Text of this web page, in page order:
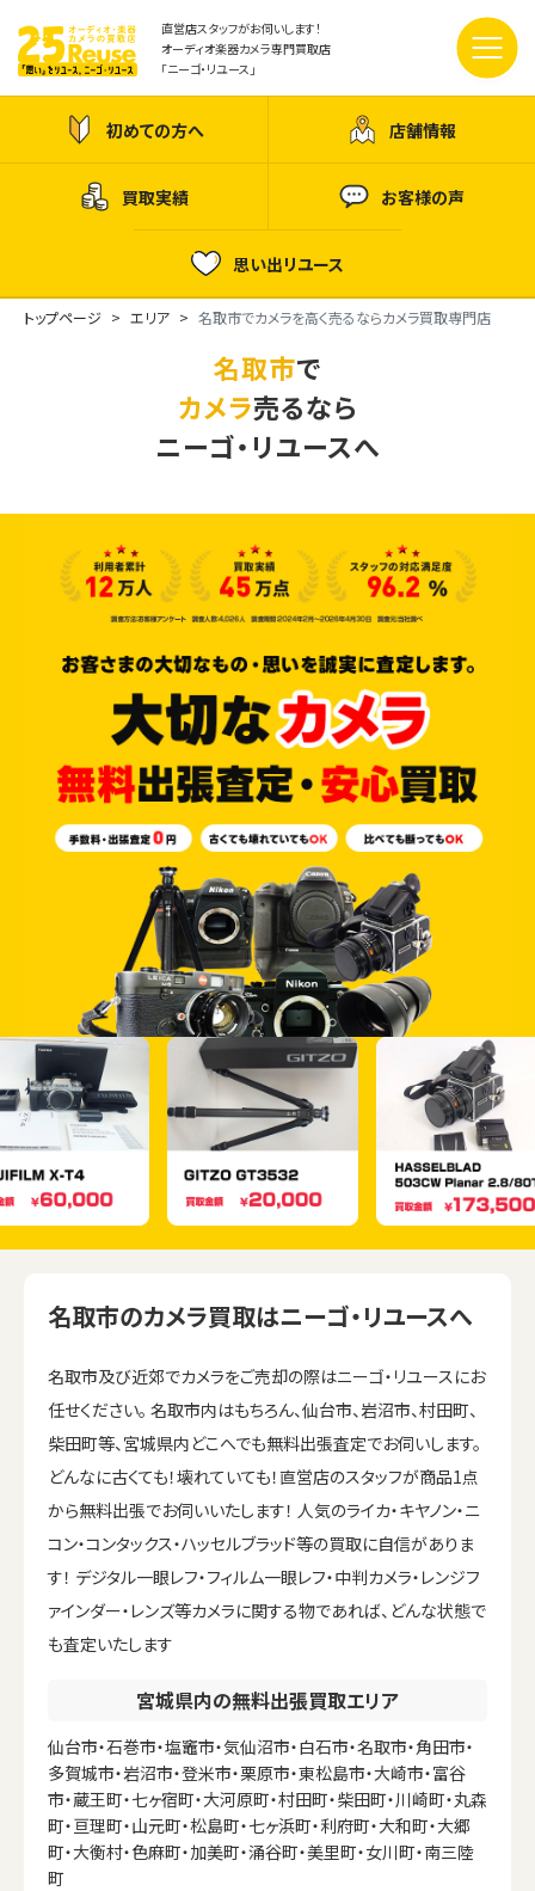
直営店スタッフがお伺いします！
オーディオ楽器カメラ専門買取店
「ニーゴ・リユース」
初めての方へ 店舗情報
買取実績 お客様の声
思い出リユース
トップページ エリア 名取市でカメラを高く売るならカメラ買取専門店
名取市で
カメラ売るなら
ニーゴ・リユースへ
名取市のカメラ買取はニーゴ・リユースへ
名取市及び近郊でカメラをご売却の際はニーゴ・リユースにお
任せください。 名取市内はもちろん、仙台市、岩沼市、村田町、
柴田町等、宮城県内どこへでも無料出張査定でお伺いします。
どんなに古くても！壊れていても！直営店のスタッフが商品1点
から無料出張でお伺いいたします！ 人気のライカ・キヤノン・ニ
コン・コンタックス・ハッセルブラッド等の買取に自信がありま
す！ デジタル一眼レフ・フィルム一眼レフ・中判カメラ・レンジフ
ァインダー・レンズ等カメラに関する物であれば、どんな状態で
も査定いたします
宮城県内の無料出張買取エリア
仙台市・石巻市・塩竈市・気仙沼市・白石市・名取市・角田市・
多賀城市・岩沼市・登米市・栗原市・東松島市・大崎市・富谷
市・蔵王町・七ヶ宿町・大河原町・村田町・柴田町・川崎町・丸森
町・亘理町・山元町・松島町・七ヶ浜町・利府町・大和町・大郷
町・大衡村・色麻町・加美町・涌谷町・美里町・女川町・南三陸
町